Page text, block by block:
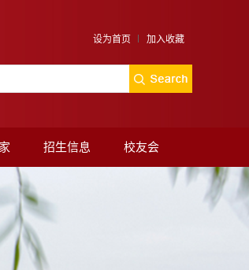
设为首页 加入收藏
招生信息 校友会